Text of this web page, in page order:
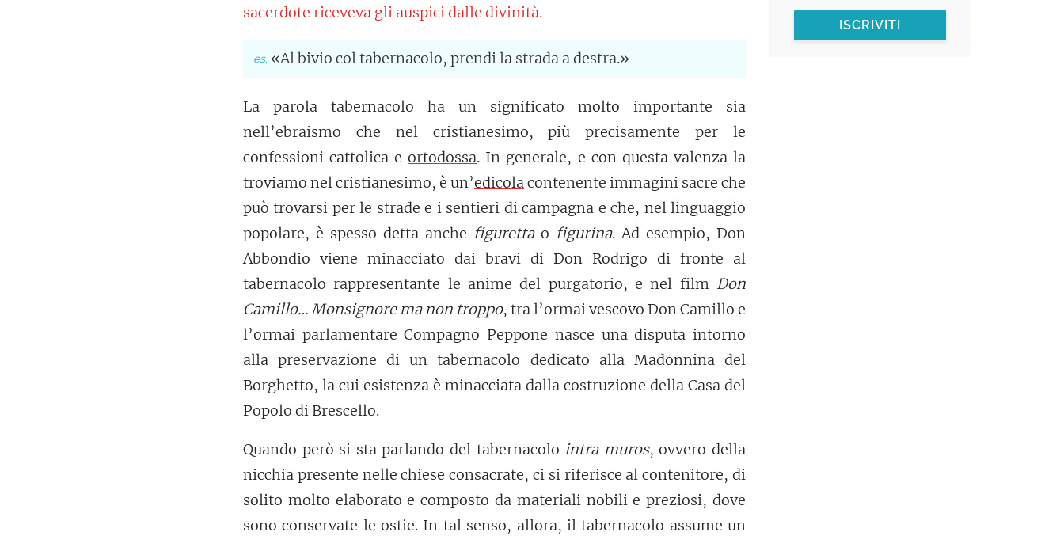
sacerdote riceveva gli auspici dalle divinità.
«Al bivio col tabernacolo, prendi la strada a destra.»
La parola tabernacolo ha un significato molto importante sia
nell’ebraismo che nel cristianesimo, più precisamente per le
confessioni cattolica eortodossa. In generale, e con questa valenza la
troviamo nel cristianesimo, è un’edicolacontenente immagini sacre che
può trovarsi per le strade e i sentieri di campagna e che, nel linguaggio
popolare, è spesso detta anche figurettao figurina. Ad esempio, Don
Abbondio viene minacciato dai bravi di Don Rodrigo di fronte al
tabernacolo rappresentante le anime del purgatorio, e nel film Don
Camillo… Monsignore ma non troppo, tra l’ormai vescovo Don Camillo e
l’ormai parlamentare Compagno Peppone nasce una disputa intorno
alla preservazione di un tabernacolo dedicato alla Madonnina del
Borghetto, la cui esistenza è minacciata dalla costruzione della Casa del
Popolo di Brescello.
Quando però si sta parlando del tabernacolointra muros, ovvero della
nicchia presente nelle chiese consacrate, ci si riferisce al contenitore, di
solito molto elaborato e composto da materiali nobili e preziosi, dove
sono conservate le ostie. In tal senso, allora, il tabernacolo assume un
ISCRIVITI